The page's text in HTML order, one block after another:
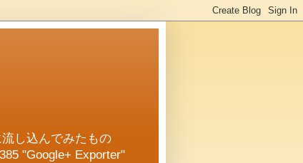
し込んでみたもの
"Google+ Exporter"